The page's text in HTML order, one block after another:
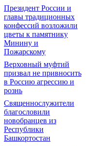
Президент России и
главы традиционных
конфессий возложили
цветы к памятнику
Минину и
Пожарскому
Верховный муфтий
призвал не привносить
в Россию агрессию и
рознь
Священнослужители
благословили
новобранцев из
Республики
Башкортостан